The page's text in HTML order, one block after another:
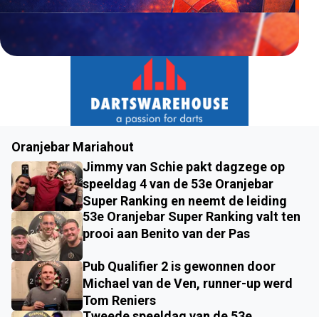
Oranjebar Mariahout
Jimmy van Schie pakt dagzege op
speeldag 4 van de 53e Oranjebar
Super Ranking en neemt de leiding
53e Oranjebar Super Ranking valt ten
prooi aan Benito van der Pas
Pub Qualifier 2 is gewonnen door
Michael van de Ven, runner-up werd
Tom Reniers